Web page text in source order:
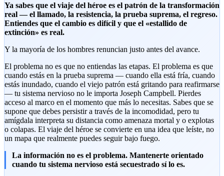
Ya sabes que el viaje del héroe es el patrón de la transformación
real — el llamado, la resistencia, la prueba suprema, el regreso.
Entiendes que el cambio es difícil y que el «estallido de
extinción» es real.
Y la mayoría de los hombres renuncian justo antes del avance.
El problema no es que no entiendas las etapas. El problema es que
cuando estás en la prueba suprema — cuando ella está fría, cuando
estás inundado, cuando el viejo patrón está gritando para reafirmarse
— tu sistema nervioso no le importa Joseph Campbell. Pierdes
acceso al marco en el momento que más lo necesitas. Sabes que se
supone que debes persistir a través de la incomodidad, pero tu
amígdala interpreta su distancia como amenaza mortal y o explotas
o colapas. El viaje del héroe se convierte en una idea que leíste, no
un mapa que realmente puedes seguir bajo fuego.
La información no es el problema. Mantenerte orientado
cuando tu sistema nervioso está secuestrado sí lo es.